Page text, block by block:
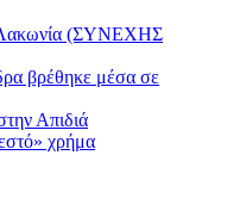
Λακωνία (ΣΥΝΕΧΗΣ
βρέθηκε μέσα σε
Απιδιά
χρήμα